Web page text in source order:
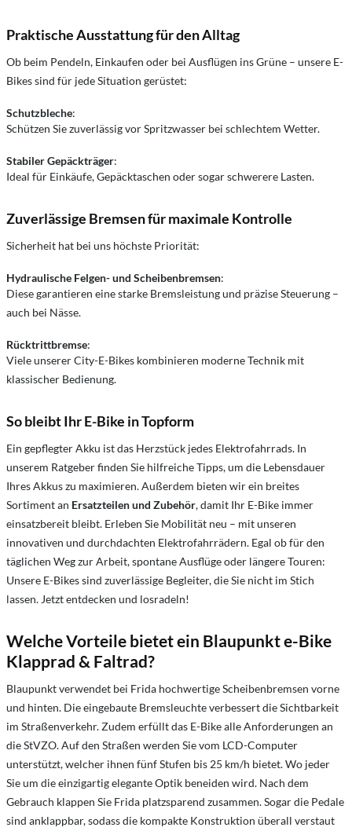
Praktische Ausstattung für den Alltag
Ob beim Pendeln, Einkaufen oder bei Ausflügen ins Grüne – unsere E-
Bikes sind für jede Situation gerüstet:
Schutzbleche:
Schützen Sie zuverlässig vor Spritzwasser bei schlechtem Wetter.
Stabiler Gepäckträger:
Ideal für Einkäufe, Gepäcktaschen oder sogar schwerere Lasten.
Zuverlässige Bremsen für maximale Kontrolle
Sicherheit hat bei uns höchste Priorität:
Hydraulische Felgen- und Scheibenbremsen:
Diese garantieren eine starke Bremsleistung und präzise Steuerung –
auch bei Nässe.
Rücktrittbremse:
Viele unserer City-E-Bikes kombinieren moderne Technik mit
klassischer Bedienung.
So bleibt Ihr E-Bike in Topform
Ein gepflegter Akku ist das Herzstück jedes Elektrofahrrads. In
unserem Ratgeber finden Sie hilfreiche Tipps, um die Lebensdauer
Ihres Akkus zu maximieren. Außerdem bieten wir ein breites
Sortiment an Ersatzteilen und Zubehör, damit Ihr E-Bike immer
einsatzbereit bleibt. Erleben Sie Mobilität neu – mit unseren
innovativen und durchdachten Elektrofahrrädern. Egal ob für den
täglichen Weg zur Arbeit, spontane Ausflüge oder längere Touren:
Unsere E-Bikes sind zuverlässige Begleiter, die Sie nicht im Stich
lassen. Jetzt entdecken und losradeln!
Welche Vorteile bietet ein Blaupunkt e-Bike
Klapprad & Faltrad?
Blaupunkt verwendet bei Frida hochwertige Scheibenbremsen vorne
und hinten. Die eingebaute Bremsleuchte verbessert die Sichtbarkeit
im Straßenverkehr. Zudem erfüllt das E-Bike alle Anforderungen an
die StVZO. Auf den Straßen werden Sie vom LCD-Computer
unterstützt, welcher ihnen fünf Stufen bis 25 km/h bietet. Wo jeder
Sie um die einzigartig elegante Optik beneiden wird. Nach dem
Gebrauch klappen Sie Frida platzsparend zusammen. Sogar die Pedale
sind anklappbar, sodass die kompakte Konstruktion überall verstaut